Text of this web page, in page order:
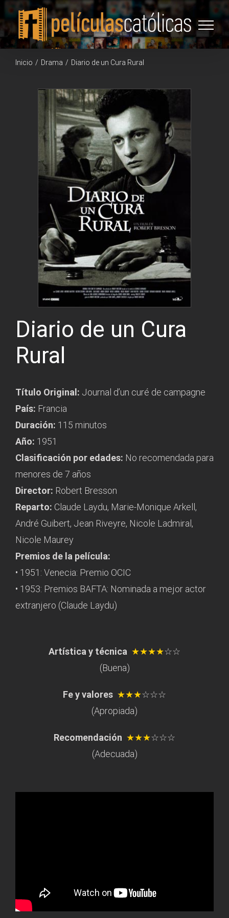
contenido
Inicio / Drama / Diario de un Cura Rural
Diario de un Cura
Rural
Título Original: Journal d’un curé de campagne
País: Francia
Duración: 115 minutos
Año: 1951
Clasificación por edades: No recomendada para
menores de 7 años
Director: Robert Bresson
Reparto: Claude Laydu, Marie-Monique Arkell,
André Guibert, Jean Riveyre, Nicole Ladmiral,
Nicole Maurey
Premios de la película:
• 1951: Venecia: Premio OCIC
• 1953: Premios BAFTA: Nominada a mejor actor
extranjero (Claude Laydu)
Artística y técnica ★★★★☆☆
(Buena)
Fe y valores ★★★☆☆☆
(Apropiada)
Recomendación ★★★☆☆☆
(Adecuada)